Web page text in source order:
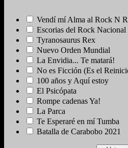
Vendí mí Alma al Rock N
Escorias del Rock Nacional
Tyranosaurus Rex
Nuevo Orden Mundial
La Envidia... Te matará!
No es Ficción (Es el
100 años y Aquí estoy
El Psicópata
Rompe cadenas Ya!
La Parca
Te Esperaré en mí Tumba
Batalla de Carabobo 2021